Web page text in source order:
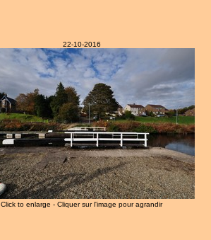
22-10-2016
Click to enlarge - Cliquer sur l'image pour agrandir